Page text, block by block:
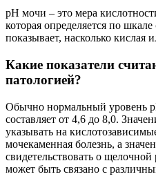
pH мочи – это мера
которая определяется по
показывает, насколько кислая
Какие показатели
патологией?
Обычно нормальный уровень
составляет от 4,6 до 8,0.
указывать на
мочекаменная болезнь, а
свидетельствовать о
может быть связано с